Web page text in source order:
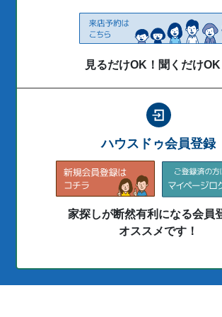
見るだけOK！聞くだけOK
ハウスドゥ会員登録
家探しが断然有利になる会員
オススメです！